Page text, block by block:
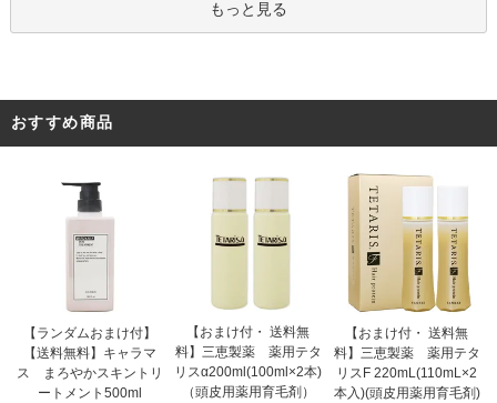
もっと見る
おすすめ商品
【ランダムおまけ付】
【送料無料】キャラマ
ス まろやかスキントリ
ートメント500ml
【おまけ付・ 送料無
料】三恵製薬 薬用テタ
リスα200ml(100ml×2本)
（頭皮用薬用育毛剤）
【おまけ付・ 送料無
料】三恵製薬 薬用テタ
リスF 220mL(110mL×2
本入)(頭皮用薬用育毛剤)